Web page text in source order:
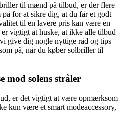
til mænd på tilbud, er der flere
for at sikre dig, at du får et godt
til en lavere pris kan være en
vigtigt at huske, at ikke alle tilbud
give dig nogle nyttige råd og tips
på, når du køber solbriller til
mod solens stråler
er det vigtigt at være opmærksom
kun være et smart modeaccessory,